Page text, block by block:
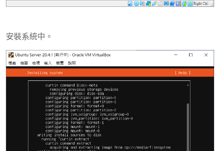
安裝系統中。